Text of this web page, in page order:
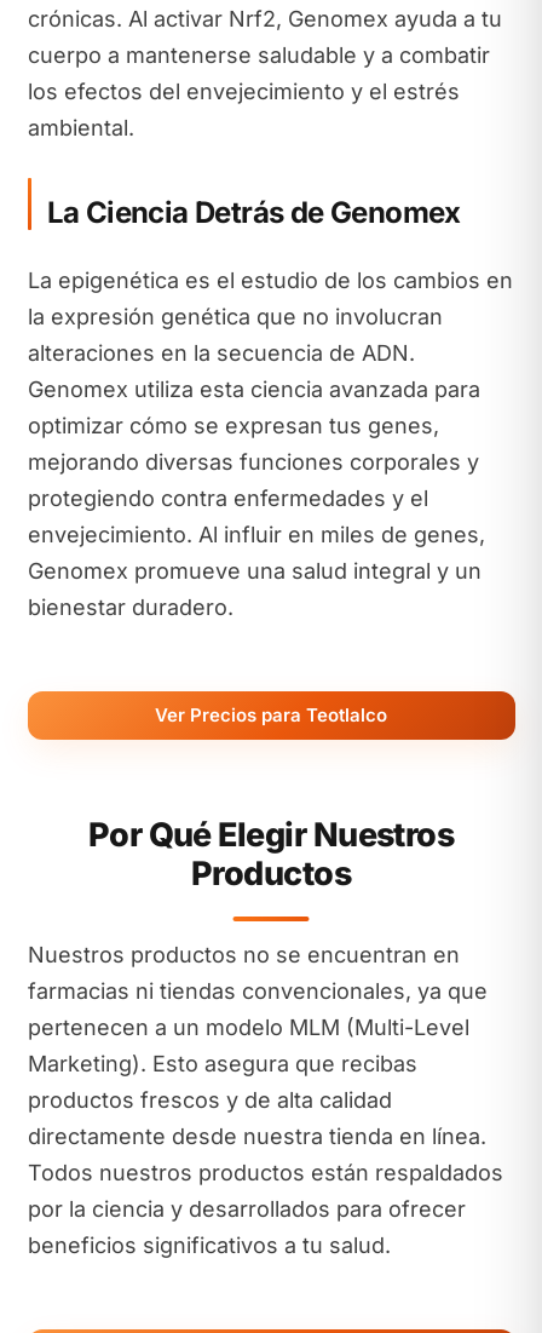
crónicas. Al activar Nrf2, Genomex ayuda a tu
cuerpo a mantenerse saludable y a combatir
los efectos del envejecimiento y el estrés
ambiental.
La Ciencia Detrás de Genomex
La epigenética es el estudio de los cambios en
la expresión genética que no involucran
alteraciones en la secuencia de ADN.
Genomex utiliza esta ciencia avanzada para
optimizar cómo se expresan tus genes,
mejorando diversas funciones corporales y
protegiendo contra enfermedades y el
envejecimiento. Al influir en miles de genes,
Genomex promueve una salud integral y un
bienestar duradero.
Ver Precios para Teotlalco
Por Qué Elegir Nuestros
Productos
Nuestros productos no se encuentran en
farmacias ni tiendas convencionales, ya que
pertenecen a un modelo MLM (Multi-Level
Marketing). Esto asegura que recibas
productos frescos y de alta calidad
directamente desde nuestra tienda en línea.
Todos nuestros productos están respaldados
por la ciencia y desarrollados para ofrecer
beneficios significativos a tu salud.